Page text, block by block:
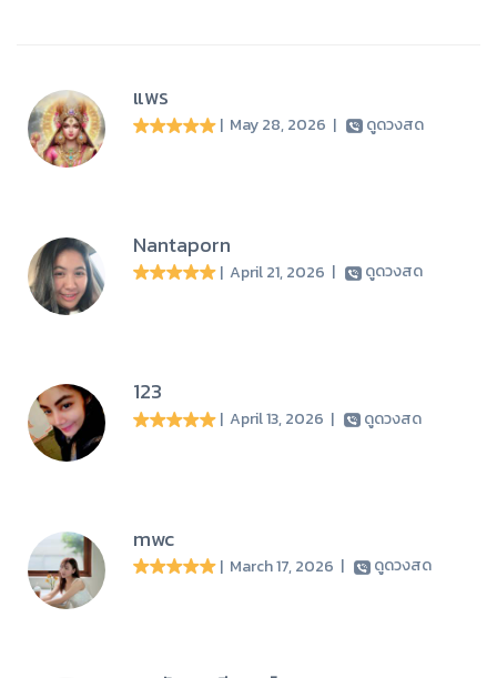
แพร
| May 28, 2026 | ดูดวงสด
Nantaporn
| April 21, 2026 | ดูดวงสด
123
| April 13, 2026 | ดูดวงสด
mwc
| March 17, 2026 | ดูดวงสด